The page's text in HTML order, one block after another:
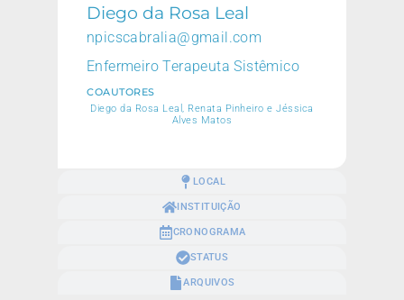
LOCAL
INSTITUIÇÃO
CRONOGRAMA
STATUS
ARQUIVOS
Diego da Rosa Leal
npicscabralia@gmail.com
Enfermeiro Terapeuta Sistêmico
COAUTORES
Diego da Rosa Leal, Renata Pinheiro e Jéssica
Alves Matos